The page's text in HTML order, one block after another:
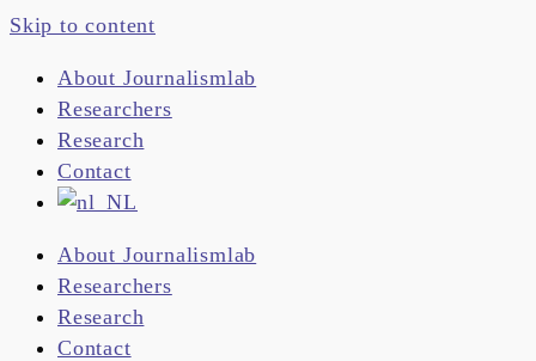
Skip to content
About Journalismlab
Researchers
Research
Contact
About Journalismlab
Researchers
Research
Contact